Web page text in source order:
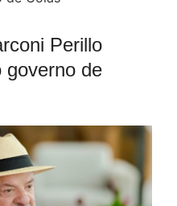
Perillo
governo de